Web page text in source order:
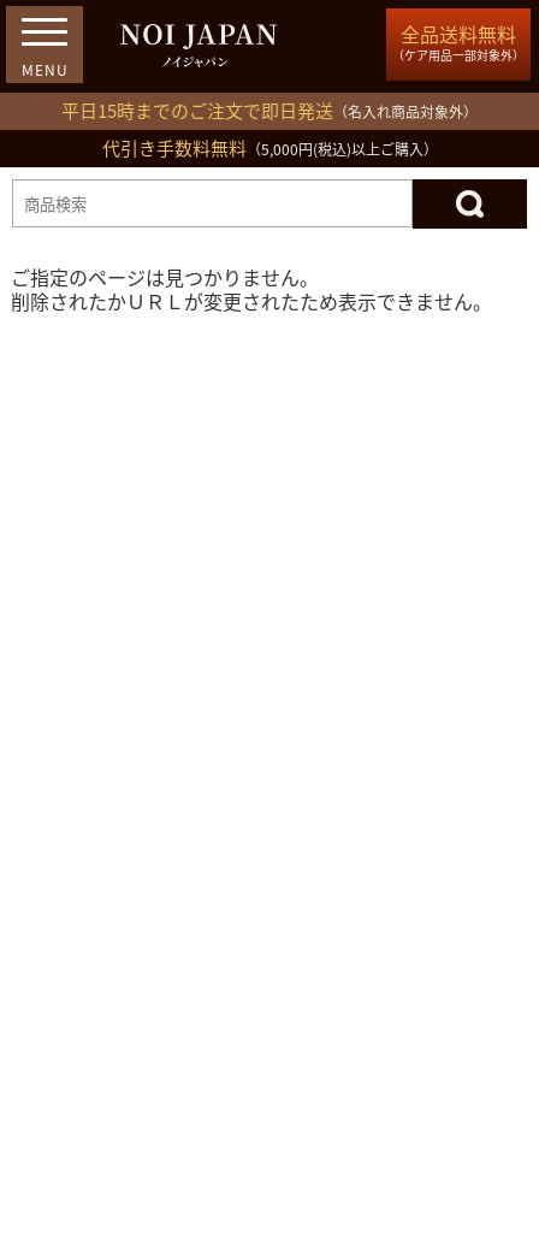
全品送料無料
（ケア用品一部対象外）
平日15時までのご注文で即日発送 （名入れ商品対象外）
代引き手数料無料（5,000円(税込)以上ご購入）
03-5809-1212
ログイン 会員登録 買い物カゴ
ご指定のページは見つかりません。
削除されたかＵＲＬが変更されたため表示できません。